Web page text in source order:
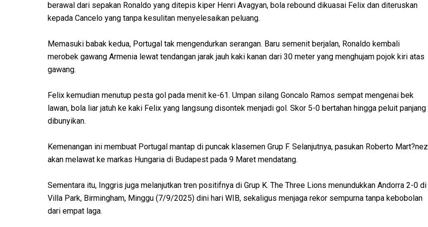
berawal dari sepakan Ronaldo yang ditepis kiper Henri Avagyan, bola rebound dikuasai Felix dan diteruskan
kepada Cancelo yang tanpa kesulitan menyelesaikan peluang.
Memasuki babak kedua, Portugal tak mengendurkan serangan. Baru semenit berjalan, Ronaldo kembali
merobek gawang Armenia lewat tendangan jarak jauh kaki kanan dari 30 meter yang menghujam pojok kiri atas
gawang.
Felix kemudian menutup pesta gol pada menit ke-61. Umpan silang Goncalo Ramos sempat mengenai bek
lawan, bola liar jatuh ke kaki Felix yang langsung disontek menjadi gol. Skor 5-0 bertahan hingga peluit panjang
dibunyikan.
Kemenangan ini membuat Portugal mantap di puncak klasemen Grup F. Selanjutnya, pasukan Roberto Mart?nez
akan melawat ke markas Hungaria di Budapest pada 9 Maret mendatang.
Sementara itu, Inggris juga melanjutkan tren positifnya di Grup K. The Three Lions menundukkan Andorra 2-0 di
Villa Park, Birmingham, Minggu (7/9/2025) dini hari WIB, sekaligus menjaga rekor sempurna tanpa kebobolan
dari empat laga.